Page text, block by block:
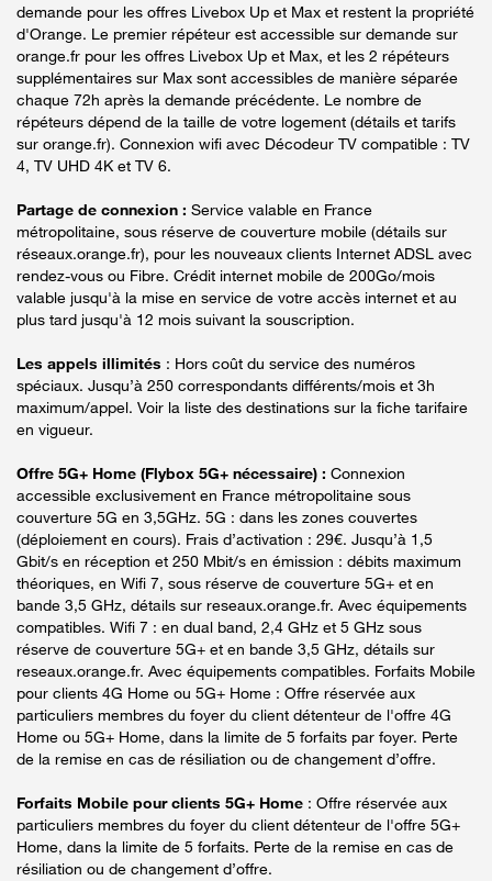
demande pour les offres Livebox Up et Max et restent la propriété
d'Orange. Le premier répéteur est accessible sur demande sur
orange.fr pour les offres Livebox Up et Max, et les 2 répéteurs
supplémentaires sur Max sont accessibles de manière séparée
chaque 72h après la demande précédente. Le nombre de
répéteurs dépend de la taille de votre logement (détails et tarifs
sur orange.fr). Connexion wifi avec Décodeur TV compatible : TV
4, TV UHD 4K et TV 6.
Partage de connexion : Service valable en France
métropolitaine, sous réserve de couverture mobile (détails sur
réseaux.orange.fr), pour les nouveaux clients Internet ADSL avec
rendez-vous ou Fibre. Crédit internet mobile de 200Go/mois
valable jusqu'à la mise en service de votre accès internet et au
plus tard jusqu'à 12 mois suivant la souscription.
Les appels illimités : Hors coût du service des numéros
spéciaux. Jusqu’à 250 correspondants différents/mois et 3h
maximum/appel. Voir la liste des destinations sur la fiche tarifaire
en vigueur.
Offre 5G+ Home (Flybox 5G+ nécessaire) : Connexion
accessible exclusivement en France métropolitaine sous
couverture 5G en 3,5GHz. 5G : dans les zones couvertes
(déploiement en cours). Frais d’activation : 29€. Jusqu’à 1,5
Gbit/s en réception et 250 Mbit/s en émission : débits maximum
théoriques, en Wifi 7, sous réserve de couverture 5G+ et en
bande 3,5 GHz, détails sur reseaux.orange.fr. Avec équipements
compatibles. Wifi 7 : en dual band, 2,4 GHz et 5 GHz sous
réserve de couverture 5G+ et en bande 3,5 GHz, détails sur
reseaux.orange.fr. Avec équipements compatibles. Forfaits Mobile
pour clients 4G Home ou 5G+ Home : Offre réservée aux
particuliers membres du foyer du client détenteur de l'offre 4G
Home ou 5G+ Home, dans la limite de 5 forfaits par foyer. Perte
de la remise en cas de résiliation ou de changement d’offre.
Forfaits Mobile pour clients 5G+ Home : Offre réservée aux
particuliers membres du foyer du client détenteur de l'offre 5G+
Home, dans la limite de 5 forfaits. Perte de la remise en cas de
résiliation ou de changement d’offre.